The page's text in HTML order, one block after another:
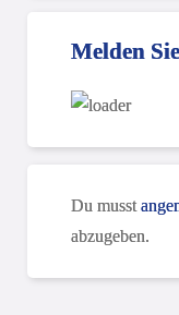
Melden
Du musst
abzugeben.